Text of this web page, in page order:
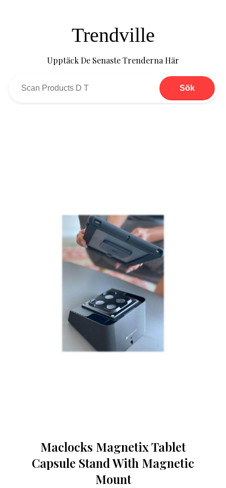
Trendville
Upptäck De Senaste Trenderna Här
Sök
Maclocks Magnetix Tablet
Capsule Stand With Magnetic
Mount